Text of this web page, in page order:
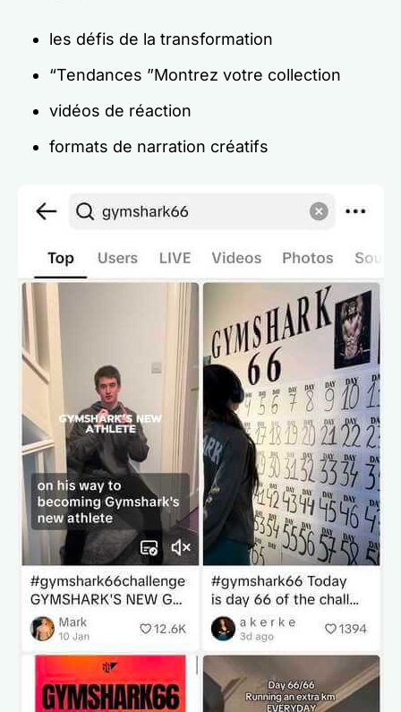
les défis de la transformation
“Tendances ”Montrez votre collection
vidéos de réaction
formats de narration créatifs